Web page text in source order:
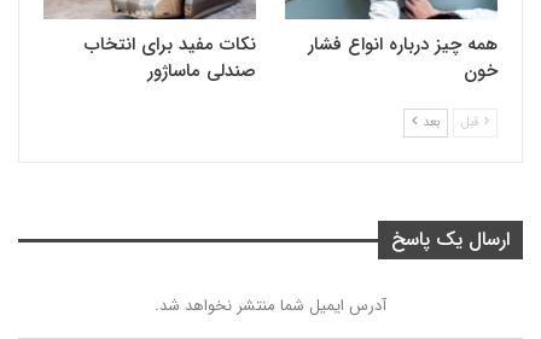
همه چیز درباره انواع فشار
خون
نکات مفید برای انتخاب
صندلی ماساژور
قبل بعد
ارسال یک پاسخ
آدرس ایمیل شما منتشر نخواهد شد.